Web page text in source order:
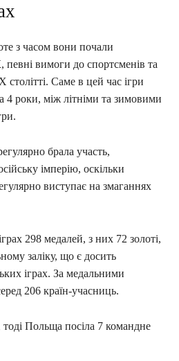
з часом вони почали
вимоги до спортсменів та
Саме в цей час ігри
4 роки, між літніми та зимовими
брала участь,
імперію, оскільки
виступає на змаганнях
298 медалей, з них 72 золоті,
заліку, що є досить
іграх. За медальними
206 країн-учасниць.
Польща посіла 7 командне